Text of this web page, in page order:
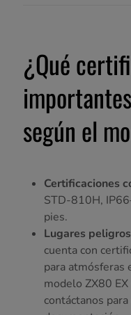
¿Qué
según el
Certificaciones
STD-810H,
pies.
Lugares
cuenta con
para atmósferas
modelo ZX80
contáctanos